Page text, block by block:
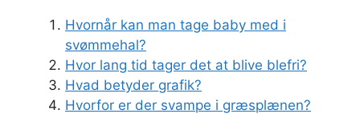
Hvornår kan man tage baby med i
svømmehal?
Hvor lang tid tager det at blive blefri?
Hvad betyder grafik?
Hvorfor er der svampe i græsplænen?